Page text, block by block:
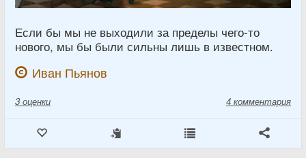
Если бы мы не выходили за пределы чего-то
нового, мы бы были сильны лишь в известном.
Иван Пьянов
3 оценки 4 комментария